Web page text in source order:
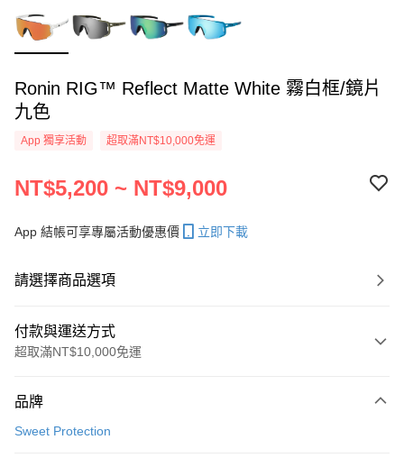
Ronin RIG™ Reflect Matte White 霧白框/鏡片
九色
App 獨享活動 超取滿NT$10,000免運
NT$5,200 ~ NT$9,000
App 結帳可享專屬活動優惠價 立即下載
請選擇商品選項
付款與運送方式
超取滿NT$10,000免運
信用卡一次付款
品牌
Sweet Protection